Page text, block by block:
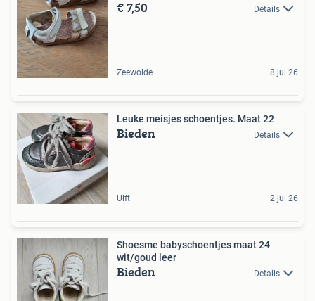
€ 7,50 Details
Zeewolde 8 jul 26
Leuke meisjes schoentjes. Maat 22
Bieden Details
Ulft 2 jul 26
Shoesme babyschoentjes maat 24
wit/goud leer
Bieden Details